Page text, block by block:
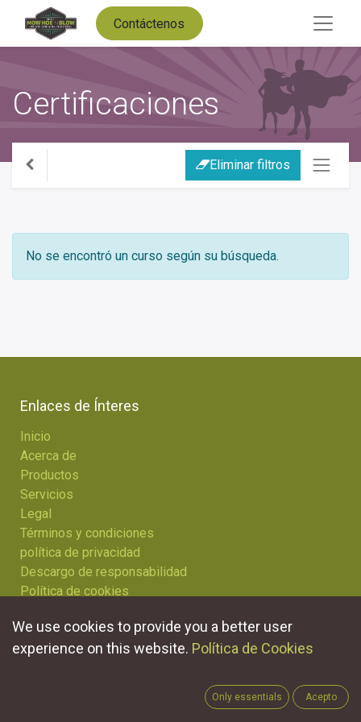
Contáctenos
Certificaciones
Eliminar filtros
No se encontró un curso según su búsqueda.
Enlaces de Ínteres
Inicio
Acerca de
Productos
Servicios
Legal
Términos y condiciones
política de privacidad
Descargo de responsabilidad
Política de cookies
Contáctenos
We use cookies to provide you a better user
experience on this website. Política de Cookies
Only essentials Acepto